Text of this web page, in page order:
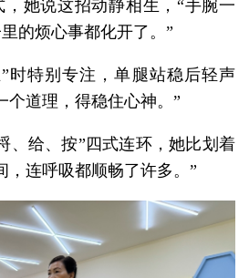
，她说这招动静相生，“手腕一
的烦心事都化开了。”
时特别专注，单腿站稳后轻声
个道理，得稳住心神。”
、给、按”四式连环，她比划着
，连呼吸都顺畅了许多。”